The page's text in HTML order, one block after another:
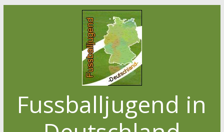
Fussballjugend in